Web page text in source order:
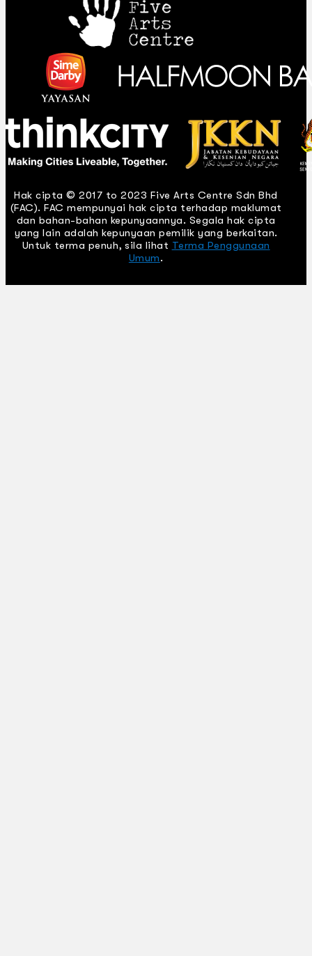
Hak cipta © 2017 to 2023 Five Arts Centre Sdn Bhd
(FAC). FAC mempunyai hak cipta terhadap maklumat
dan bahan-bahan kepunyaannya. Segala hak cipta
yang lain adalah kepunyaan pemilik yang berkaitan.
Untuk terma penuh, sila lihat Terma Penggunaan
Umum.